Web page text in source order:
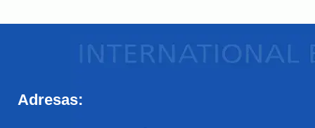
Adresas: